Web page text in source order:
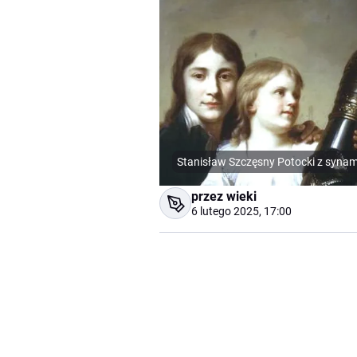
Stanisław Szczęsny Potocki z
przez wieki
6 lutego 2025, 17:00